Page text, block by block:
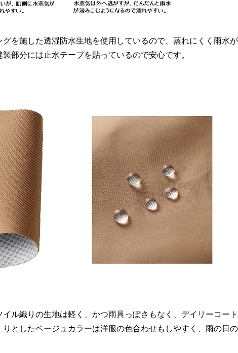
を施した透湿防水生地を使用しているので、蒸れにくく雨水
部分には止水テープを貼っているので安心です。
ル織りの生地は軽く、かつ雨具っぽさもなく、デイリーコート
りとしたベージュカラーは洋服の色合わせもしやすく、雨の日